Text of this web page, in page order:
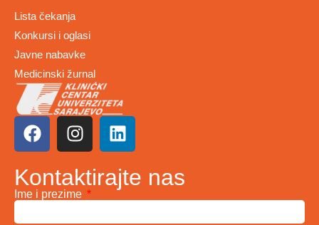
Lista čekanja
Konkursi i oglasi
Javne nabavke
Medicinski žurnal
Kontaktirajte nas
Ime i prezime